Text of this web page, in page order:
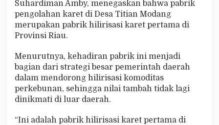
Suhardiman Amby, menegaskan bahwa pabrik
pengolahan karet di Desa Titian Modang
merupakan pabrik hilirisasi karet pertama di
Provinsi Riau.
Menurutnya, kehadiran pabrik ini menjadi
bagian dari strategi besar pemerintah daerah
dalam mendorong hilirisasi komoditas
perkebunan, sehingga nilai tambah tidak lagi
dinikmati di luar daerah.
“Ini adalah pabrik hilirisasi karet pertama di